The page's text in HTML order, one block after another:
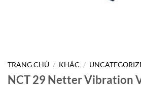
TRANG CHỦ / KHÁC /
NCT 29 Netter Vibration